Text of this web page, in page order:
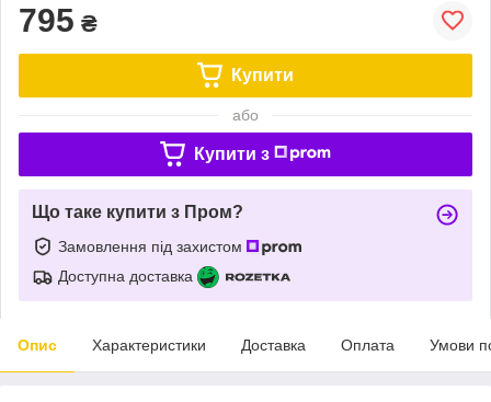
795 ₴
Купити
або
Купити з
Що таке купити з Пром?
Замовлення під захистом
Доступна доставка
Опис Характеристики Доставка Оплата Умови